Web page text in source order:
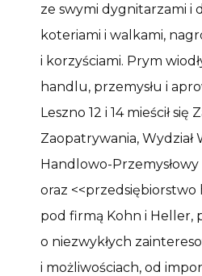
ze swymi dygnitarzami i
koteriami i walkami,
i korzyściami. Prym
handlu, przemysłu i
Leszno 12 i 14 mieścił się
Zaopatrywania, Wydział
Handlowo-Przemysłowy
oraz <<przedsiębiorstwo
pod firmą Kohn i Heller,
o niezwykłych
i możliwościach, od